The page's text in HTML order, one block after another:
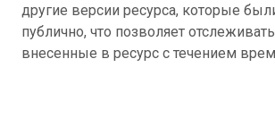
другие версии ресурса, которые
публично, что позволяет
внесенные в ресурс с течением